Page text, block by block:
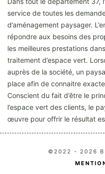
service de toutes les
d’aménagement paysager.
répondre aux besoins des
les meilleures prestations
traitement d’espace vert.
auprès de la société, un
place afin de connaitre
Conscient du fait d’être le
l’espace vert des clients, le
œuvre pour offrir le résultat
©2022 - 2026